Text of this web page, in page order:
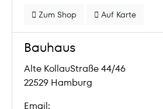
Zum Shop Auf Karte
Bauhaus
Alte KollauStraße 44/46
22529 Hamburg
Email: